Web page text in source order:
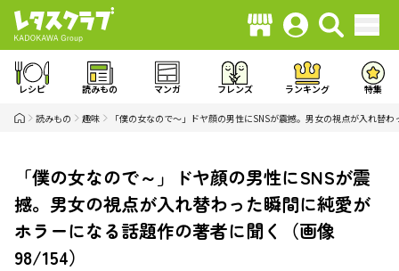
レシピ 読みもの マンガ フレンズ ランキング 特集
読みもの 趣味 「僕の女なので～」ドヤ顔の男性にSNSが震撼。男女の視点が入れ替
「僕の女なので～」ドヤ顔の男性にSNSが震
撼。男女の視点が入れ替わった瞬間に純愛が
ホラーになる話題作の著者に聞く（画像
98/154）